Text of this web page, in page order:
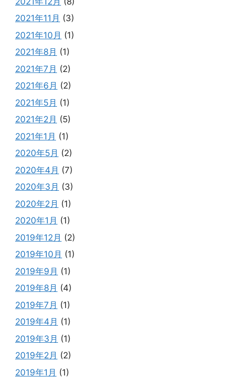
2021年11月 (3)
2021年10月 (1)
2021年8月 (1)
2021年7月 (2)
2021年6月 (2)
2021年5月 (1)
2021年2月 (5)
2021年1月 (1)
2020年5月 (2)
2020年4月 (7)
2020年3月 (3)
2020年2月 (1)
2020年1月 (1)
2019年12月 (2)
2019年10月 (1)
2019年9月 (1)
2019年8月 (4)
2019年7月 (1)
2019年4月 (1)
2019年3月 (1)
2019年2月 (2)
2019年1月 (1)